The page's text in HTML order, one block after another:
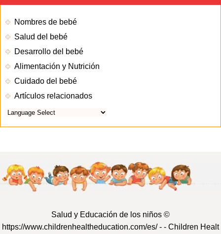
Nombres de bebé
Salud del bebé
Desarrollo del bebé
Alimentación y Nutrición
Cuidado del bebé
Artículos relacionados
Salud y Educación de los niños ©
https://www.childrenhealtheducation.com/es/ - - Children Healt